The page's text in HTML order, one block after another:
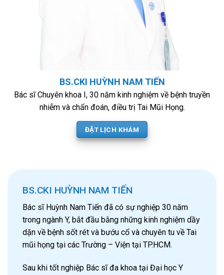
BS.CKI HUỲNH NAM TIẾN
Bác sĩ Chuyên khoa I, 30 năm kinh nghiệm về bệnh truyền
nhiễm và chẩn đoán, điều trị Tai Mũi Họng.
ĐẶT LỊCH KHÁM
BS.CKI HUỲNH NAM TIẾN
Bác sĩ Huỳnh Nam Tiến đã có sự nghiệp 30 năm
trong ngành Y, bắt đầu bằng những kinh nghiệm dầy
dặn về bệnh sốt rét và bướu cổ và chuyên tu về Tai
mũi họng tại các Trường – Viện tại TP.HCM.
Sau khi tốt nghiệp Bác sĩ đa khoa tại Đại học Y